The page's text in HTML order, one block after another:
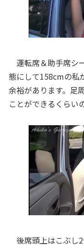
運転席＆助手席シ
態にして158cmの私
余裕があります。足
ことができるくらい
後席頭上はこぶし